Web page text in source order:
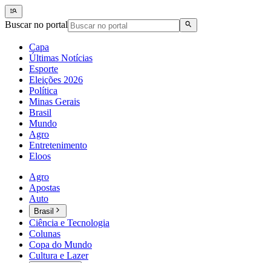
Buscar no portal
Capa
Últimas Notícias
Esporte
Eleições 2026
Política
Minas Gerais
Brasil
Mundo
Agro
Entretenimento
Eloos
Agro
Apostas
Auto
Brasil
Ciência e Tecnologia
Colunas
Copa do Mundo
Cultura e Lazer